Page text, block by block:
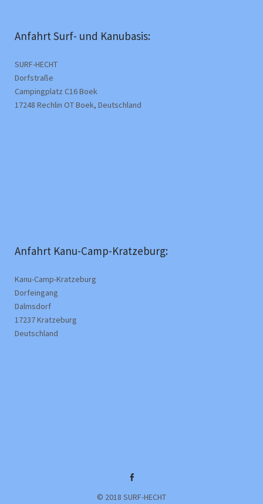
Anfahrt Surf- und Kanubasis:
SURF-HECHT
Dorfstraße
Campingplatz C16 Boek
17248 Rechlin OT Boek, Deutschland
Anfahrt Kanu-Camp-Kratzeburg:
Kanu-Camp-Kratzeburg
Dorfeingang
Dalmsdorf
17237 Kratzeburg
Deutschland
Facebook
© 2018 SURF-HECHT